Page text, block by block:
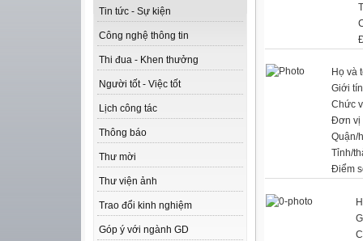
Tin tức - Sự kiện
Công nghệ thông tin
Thi đua - Khen thưởng
Người tốt - Việc tốt
Lịch công tác
Thông báo
Thư mời
Thư viện ảnh
Trao đổi kinh nghiệm
Góp ý với ngành GD
Họ và
Giới
Chức
Đơn vị
Quận/
Tỉnh/
Điểm